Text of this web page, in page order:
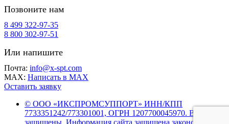
Позвоните нам
8 499 322-97-35
8 800 302-97-51
Или напишите
Почта: info@x-spt.com
MAX: Написать в MAX
Оставить заявку
© ООО «ИКСПРОМСУППОРТ» ИНН/КПП
7733351242/773301001, ОГРН 1207700045970. Все права
защищены. Информация сайта защищена законом об